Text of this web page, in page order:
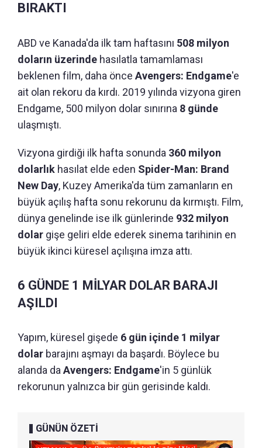
BIRAKTI
ABD ve Kanada'da ilk tam haftasını 508 milyon
doların üzerinde hasılatla tamamlaması
beklenen film, daha önce Avengers: Endgame'e
ait olan rekoru da kırdı. 2019 yılında vizyona giren
Endgame, 500 milyon dolar sınırına 8 günde
ulaşmıştı.
Vizyona girdiği ilk hafta sonunda 360 milyon
dolarlık hasılat elde eden Spider-Man: Brand
New Day, Kuzey Amerika'da tüm zamanların en
büyük açılış hafta sonu rekorunu da kırmıştı. Film,
dünya genelinde ise ilk günlerinde 932 milyon
dolar gişe geliri elde ederek sinema tarihinin en
büyük ikinci küresel açılışına imza attı.
6 GÜNDE 1 MİLYAR DOLAR BARAJI
AŞILDI
Yapım, küresel gişede 6 gün içinde 1 milyar
dolar barajını aşmayı da başardı. Böylece bu
alanda daAvengers: Endgame'in 5 günlük
rekorunun yalnızca bir gün gerisinde kaldı.
GÜNÜN ÖZETİ